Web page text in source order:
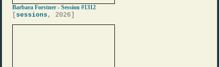
Barbara Forstner - Session #1312
sessions , 2026]